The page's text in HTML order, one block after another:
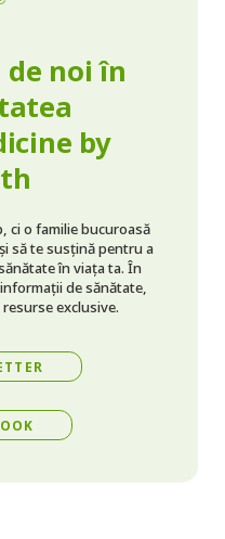
noi în
by
ci o familie bucuroasă
să te susțină pentru a
în viața ta. În
de sănătate,
exclusive.